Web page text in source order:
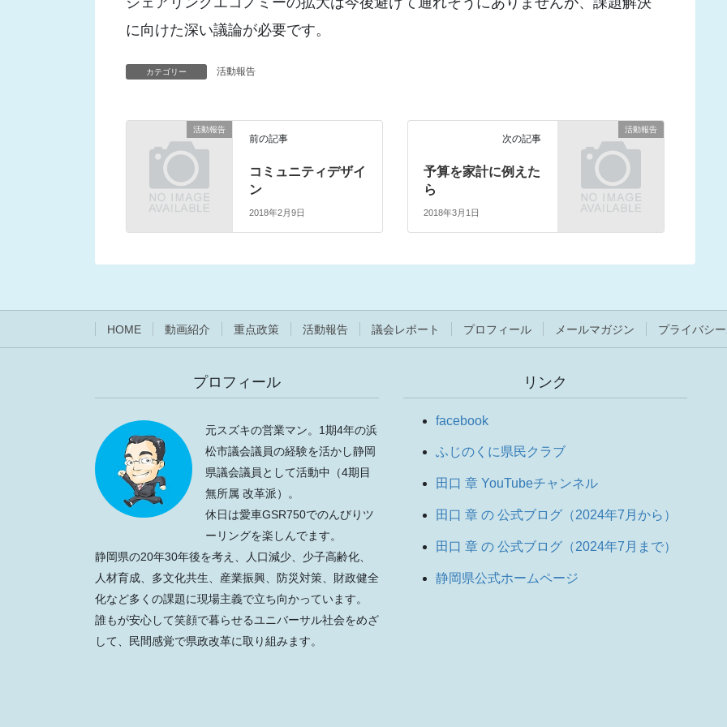
に向けた深い議論が必要です。
カテゴリー 活動報告
活動報告
前の記事
コミュニティデザイ
ン
2018年2月9日
活動報告
次の記事
予算を家計に例えた
ら
2018年3月1日
HOME 動画紹介 重点政策 活動報告 議会レポート プロフィール メールマガジン プライバシ
プロフィール
元スズキの営業マン。1期4年の浜
松市議会議員の経験を活かし静岡
県議会議員として活動中（4期目
無所属 改革派）。
休日は愛車GSR750でのんびりツ
ーリングを楽しんでます。
静岡県の20年30年後を考え、人口減少、少子高齢化、
人材育成、多文化共生、産業振興、防災対策、財政健全
化など多くの課題に現場主義で立ち向かっています。
誰もが安心して笑顔で暮らせるユニバーサル社会をめざ
して、民間感覚で県政改革に取り組みます。
リンク
facebook
ふじのくに県民クラブ
田口 章 YouTubeチャンネル
田口 章 の 公式ブログ（2024年7月から）
田口 章 の 公式ブログ（2024年7月まで）
静岡県公式ホームページ